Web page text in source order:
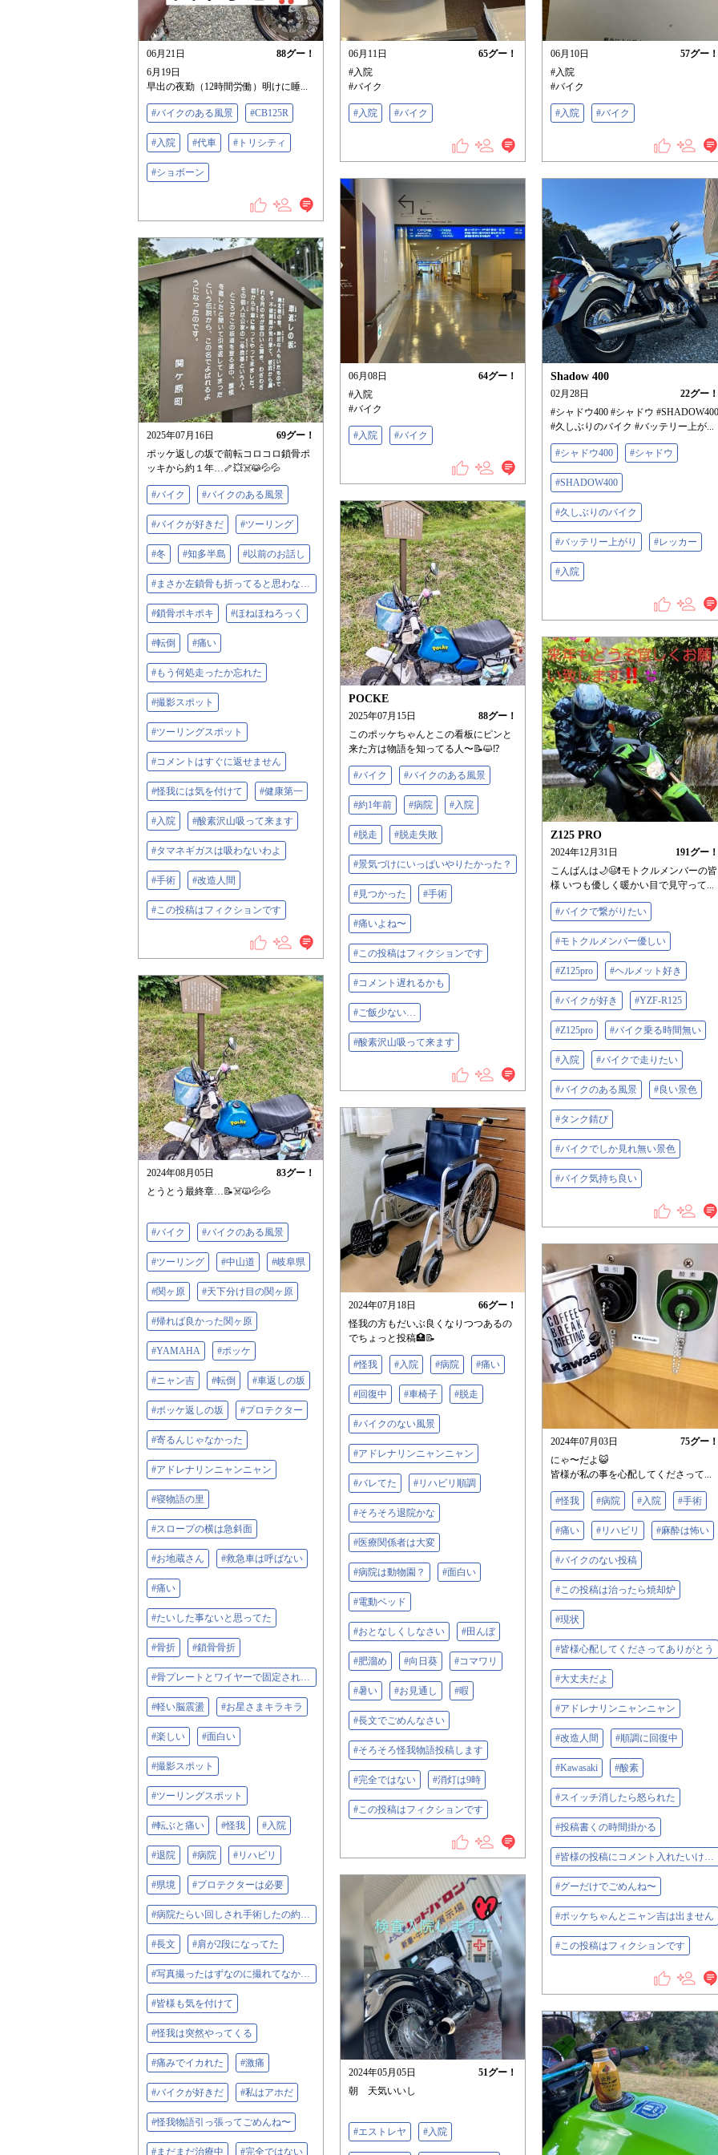
06月21日 88グー！
6月19日
早出の夜勤（12時間労働）明けに睡...
#バイクのある風景 #CB125R
#入院 #代車 #トリシティ
#ショボーン
06月11日 65グー！
#入院
#バイク
#入院 #バイク
06月10日 57グー！
#入院
#バイク
#入院 #バイク
06月08日 64グー！
#入院
#バイク
#入院 #バイク
Shadow 400
02月28日 22グー！
#シャドウ400 #シャドウ #SHADOW400
#久しぶりのバイク #バッテリー上が...
#シャドウ400 #シャドウ
#SHADOW400
#久しぶりのバイク
#バッテリー上がり #レッカー
#入院
2025年07月16日 69グー！
ポッケ返しの坂で前転コロコロ鎖骨ポ
ッキから約１年…🦴💥☠️😹💦💦
#バイク #バイクのある風景
#バイクが好きだ #ツーリング
#冬 #知多半島 #以前のお話し
#まさか左鎖骨も折ってると思わなかったでしょ
#鎖骨ポキポキ #ほねほねろっく
#転倒 #痛い‬
#もう何処走ったか忘れた
#撮影スポット
#ツーリングスポット
#コメントはすぐに返せません
#怪我には気を付けて #健康第一
#入院 #酸素沢山吸って来ます
#タマネギガスは吸わないわよ
#手術 #改造人間
#この投稿はフィクションです
POCKE
2025年07月15日 88グー！
このポッケちゃんとこの看板にピンと
来た方は物語を知ってる人〜📝😺⁉️
#バイク #バイクのある風景
#約1年前 #病院 #入院
#脱走 #脱走失敗
#景気づけにいっぱいやりたかった？
#見つかった #手術
#痛いよね〜
#この投稿はフィクションです
#コメント遅れるかも
#ご飯少ない…
#酸素沢山吸って来ます
Z125 PRO
2024年12月31日 191グー！
こんばんは🌙😃❗モトクルメンバーの皆
様 いつも優しく暖かい目で見守って...
#バイクで繋がりたい
#モトクルメンバー優しい
#Z125pro #ヘルメット好き
#バイクが好き #YZF-R125
#Z125pro #バイク乗る時間無い
#入院 #バイクで走りたい
#バイクのある風景 #良い景色
#タンク錆び
#バイクでしか見れ無い景色
#バイク気持ち良い
2024年08月05日 83グー！
とうとう最終章…📝☠️🙀💦💦
#バイク #バイクのある風景
#ツーリング #中山道 #岐阜県
#関ヶ原 #天下分け目の関ヶ原
#帰れば良かった関ヶ原
#YAMAHA #ポッケ
#ニャン吉 #転倒 #車返しの坂
#ポッケ返しの坂 #プロテクター
#寄るんじゃなかった
#アドレナリンニャンニャン
#寝物語の里
#スロープの横は急斜面
#お地蔵さん #救急車は呼ばない
#痛い‬
#たいした事ないと思ってた
#骨折 #鎖骨骨折
#骨プレートとワイヤーで固定されてる
#軽い脳震盪 #お星さまキラキラ
#楽しい #面白い
#撮影スポット
#ツーリングスポット
#転ぶと痛い #怪我 #入院
#退院 #病院 #リハビリ
#県境 #プロテクターは必要
#病院たらい回しされ手術したの約1週間後
#長文 #肩が2段になってた
#写真撮ったはずなのに撮れてなかった
#皆様も気を付けて
#怪我は突然やってくる
#痛みでイカれた #激痛
#バイクが好きだ #私はアホだ
#怪我物語引っ張ってごめんね〜
#まだまだ治療中 #完全ではない
2024年07月18日 66グー！
怪我の方もだいぶ良くなりつつあるの
でちょっと投稿🏥📝
#怪我 #入院 #病院 #痛い‬
#回復中 #車椅子 #脱走
#バイクのない風景
#アドレナリンニャンニャン
#バレてた #リハビリ順調
#そろそろ退院かな
#医療関係者は大変
#病院は動物園？ #面白い
#電動ベッド
#おとなしくしなさい #田んぼ
#肥溜め #向日葵 #コマワリ
#暑い #お見通し #暇
#長文でごめんなさい
#そろそろ怪我物語投稿します
#完全ではない #消灯は9時
#この投稿はフィクションです
2024年07月03日 75グー！
にゃ〜だよ😺
皆様が私の事を心配してくださって...
#怪我 #病院 #入院 #手術
#痛い‬ #リハビリ #麻酔は怖い
#バイクのない投稿
#この投稿は治ったら焼却炉
#現状
#皆様心配してくださってありがとう
#大丈夫だよ
#アドレナリンニャンニャン
#改造人間 #順調に回復中
#Kawasaki #酸素
#スイッチ消したら怒られた
#投稿書くの時間掛かる
#皆様の投稿にコメント入れたいけどなかなか…
#グーだけでごめんね〜
#ポッケちゃんとニャン吉は出ません
#この投稿はフィクションです
2024年05月05日 51グー！
朝 天気いいし
#エストレヤ #入院